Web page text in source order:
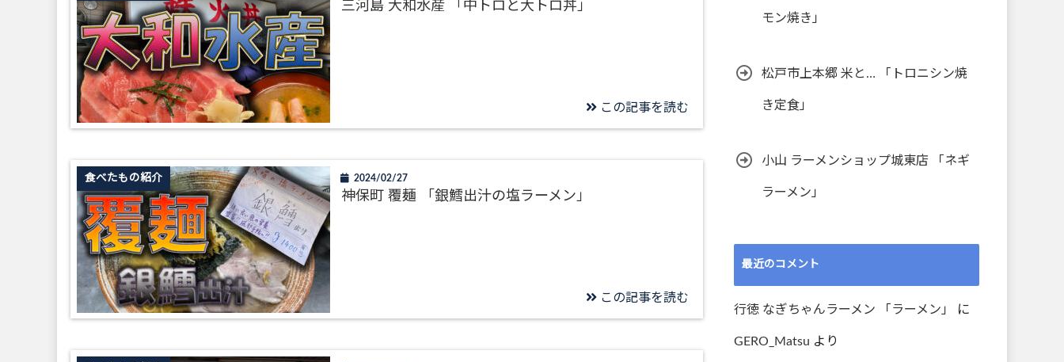
三河島 大和水産 「中トロと大トロ丼」
この記事を読む
食べたもの紹介 2024/02/27
神保町 覆麺 「銀鱈出汁の塩ラーメン」
この記事を読む
モン焼き」
松戸市上本郷 米と… 「トロニシン焼
き定食」
小山 ラーメンショップ城東店 「ネギ
ラーメン」
最近のコメント
行徳 なぎちゃんラーメン 「ラーメン」 に
GERO_Matsu より